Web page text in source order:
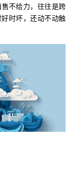
不给力，往往是跨
时坏，还动不动触